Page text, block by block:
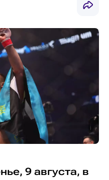
9 августа, в